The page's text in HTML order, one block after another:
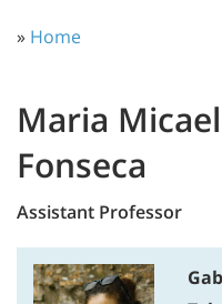
» Home
Maria
Fonseca
Assistant Professor